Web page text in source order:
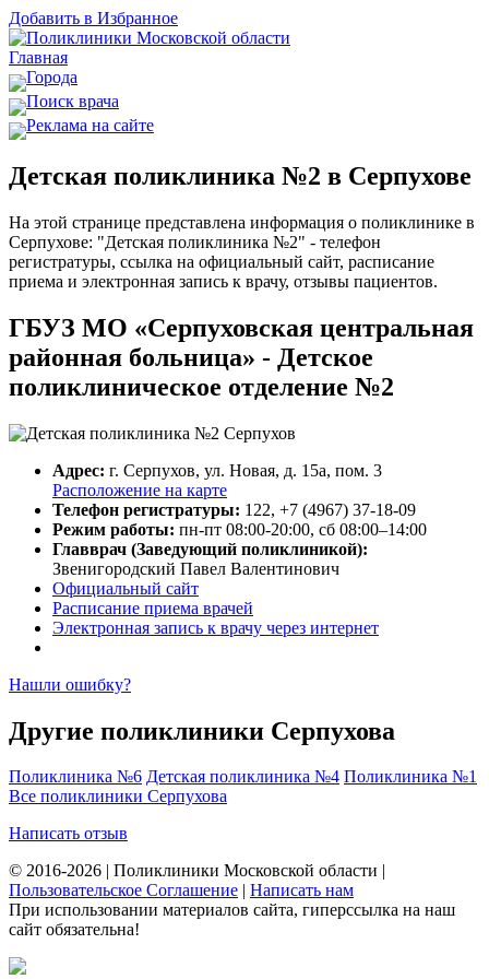
Добавить в Избранное
Главная
Города
Поиск врача
Реклама на сайте
Детская поликлиника №2 в Серпухове
На этой странице представлена информация о поликлинике в
Серпухове: "Детская поликлиника №2" - телефон
регистратуры, ссылка на официальный сайт, расписание
приема и электронная запись к врачу, отзывы пациентов.
ГБУЗ МО «Серпуховская центральная
районная больница» - Детское
поликлиническое отделение №2
Адрес: г. Серпухов, ул. Новая, д. 15а, пом. 3
Расположение на карте
Телефон регистратуры: 122, +7 (4967) 37-18-09
Режим работы: пн-пт 08:00-20:00, сб 08:00–14:00
Главврач (Заведующий поликлиникой):
Звенигородский Павел Валентинович
Официальный сайт
Расписание приема врачей
Электронная запись к врачу через интернет
Нашли ошибку?
Другие поликлиники Серпухова
Поликлиника №6 Детская поликлиника №4 Поликлиника №1
Все поликлиники Серпухова
Написать отзыв
© 2016-2026 | Поликлиники Московской области |
Пользовательское Соглашение | Написать нам
При использовании материалов сайта, гиперссылка на наш
сайт обязательна!